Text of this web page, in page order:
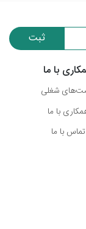
ثبت
با ما
شغلی
با ما
تماس با ما